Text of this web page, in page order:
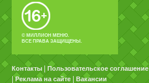
© МИЛЛИОН МЕНЮ.
ВСЕ ПРАВА ЗАЩИЩЕНЫ.
Контакты Пользовательское соглашение
|Реклама на сайте Вакансии